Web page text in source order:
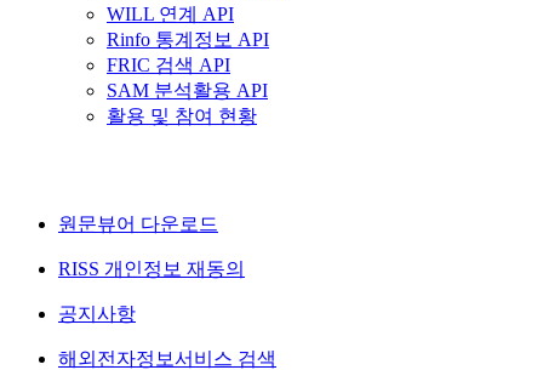
WILL 연계 API
Rinfo 통계정보 API
FRIC 검색 API
SAM 분석활용 API
활용 및 참여 현황
원문뷰어 다운로드
RISS 개인정보 재동의
공지사항
해외전자정보서비스 검색